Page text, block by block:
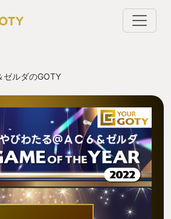
ゼルダのGOTY